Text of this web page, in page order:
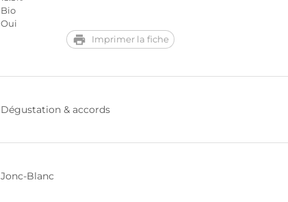
Bio
Oui
Imprimer la fiche
Dégustation & accords
Jonc-Blanc